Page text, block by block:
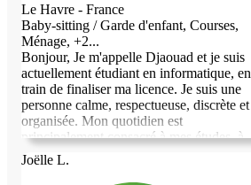
Le Havre - France
Baby-sitting / Garde d'enfant, Courses,
Ménage, +2...
Bonjour, Je m'appelle Djaouad et je suis
actuellement étudiant en informatique, en
train de finaliser ma licence. Je suis une
personne calme, respectueuse, discrète et
organisée. Mon quotidien est
principalement consacré à mes études, à
mon travail sur ordinateur et à mes
démarches professionnelles. J'apprécie les
Joëlle L.